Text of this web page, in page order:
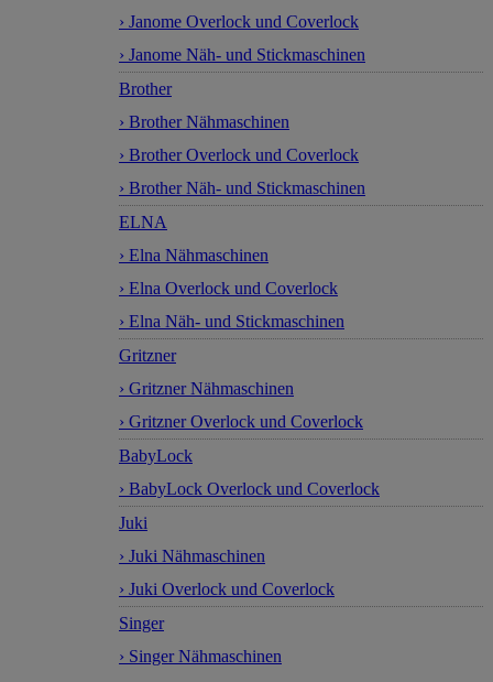
› Janome Overlock und Coverlock
› Janome Näh- und Stickmaschinen
Brother
› Brother Nähmaschinen
› Brother Overlock und Coverlock
› Brother Näh- und Stickmaschinen
ELNA
› Elna Nähmaschinen
› Elna Overlock und Coverlock
› Elna Näh- und Stickmaschinen
Gritzner
› Gritzner Nähmaschinen
› Gritzner Overlock und Coverlock
BabyLock
› BabyLock Overlock und Coverlock
Juki
› Juki Nähmaschinen
› Juki Overlock und Coverlock
Singer
› Singer Nähmaschinen